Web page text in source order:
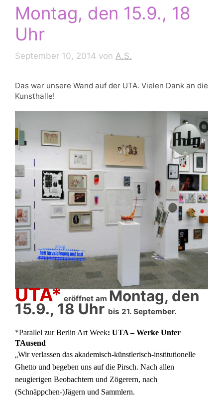
Montag, den 15.9., 18
Uhr
September 10, 2014 von A.S.
Das war unsere Wand auf der UTA. Vielen Dank an die
Kunsthalle!
UTA* eröffnet am Montag, den
15.9., 18 Uhr bis 21. September.
*Parallel zur Berlin Art Week: UTA – Werke Unter
TAusend
„Wir verlassen das akademisch-künstlerisch-institutionelle
Ghetto und begeben uns auf die Pirsch. Nach allen
neugierigen Beobachtern und Zögerern, nach
(Schnäppchen-)Jägern und Sammlern.